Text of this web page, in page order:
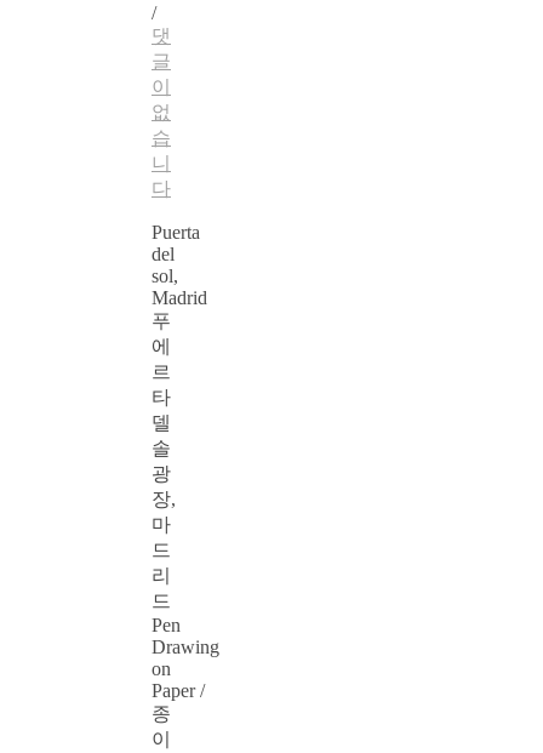
/
댓
글
이
없
습
니
다
Puerta
del
sol,
Madrid
푸
에
르
타
델
솔
광
장,
마
드
리
드
Pen
Drawing
on
Paper /
종
이